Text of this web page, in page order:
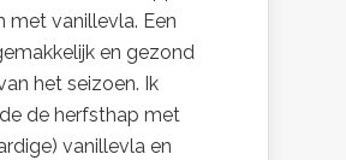
met vanillevla. Een
en gezond
het seizoen. Ik
de herfsthap met
vanillevla en